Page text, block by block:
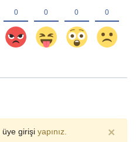
üye girişi yapınız. ×